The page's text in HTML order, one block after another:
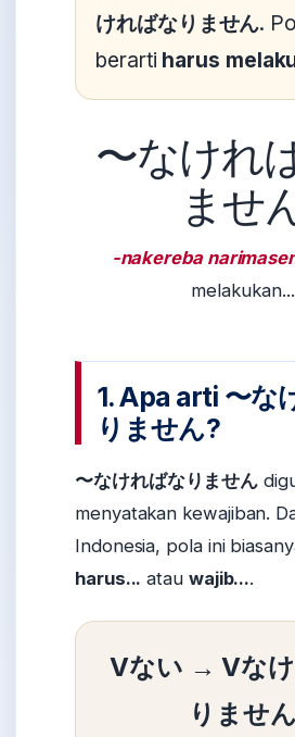
ければなりません.
berarti harus
〜なけれ
ませ
-nakereba
melakukan...
1. Apa arti 〜な
りません?
〜なければなりません
menyatakan kewajiban.
Indonesia, pola ini
harus... atau wajib....
Vない → Vな
りません